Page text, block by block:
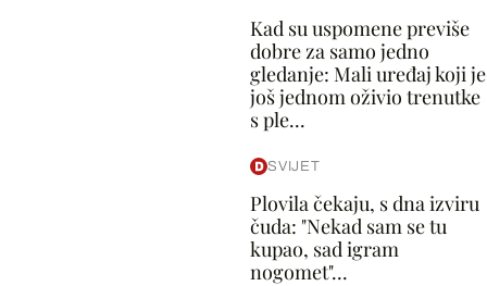
Kad su uspomene previše
dobre za samo jedno
gledanje: Mali uređaj koji je
još jednom oživio trenutke
s ple...
SVIJET
Plovila čekaju, s dna izviru
čuda: "Nekad sam se tu
kupao, sad igram
nogomet"...